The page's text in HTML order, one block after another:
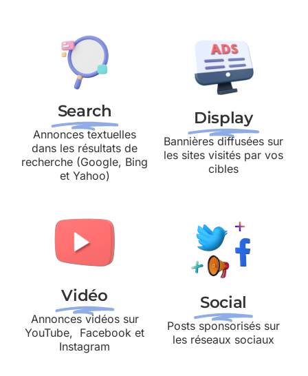
Search
Annonces textuelles
dans les résultats de
recherche (Google, Bing
et Yahoo)
Display
Bannières diffusées sur
les sites visités par vos
cibles
Vidéo
Annonces vidéos sur
YouTube, Facebook et
Instagram
Social
Posts sponsorisés sur
les réseaux sociaux